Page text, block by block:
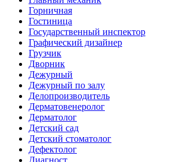
Горничная
Гостиница
Государственный инспектор
Графический дизайнер
Грузчик
Дворник
Дежурный
Дежурный по залу
Делопроизводитель
Дерматовенеролог
Дерматолог
Детский сад
Детский стоматолог
Дефектолог
Диагност